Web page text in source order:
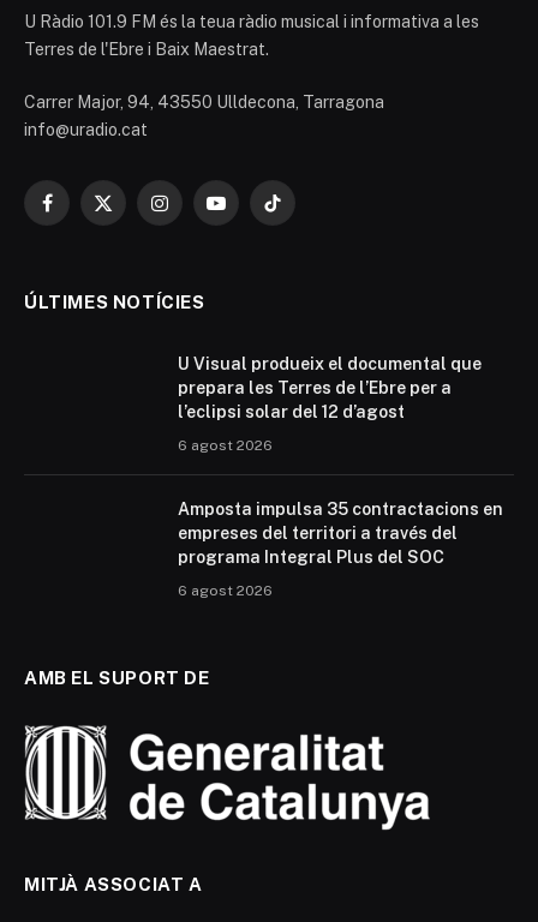
U Ràdio 101.9 FM és la teua ràdio musical i informativa a les
Terres de l'Ebre i Baix Maestrat.
Carrer Major, 94, 43550 Ulldecona, Tarragona
info@uradio.cat
Facebook
X
InstagramYouTubeTikTok
ÚLTIMES NOTÍCIES
U Visual produeix el documental que
prepara les Terres de l’Ebre per a
l’eclipsi solar del 12 d’agost
6 agost 2026
Amposta impulsa 35 contractacions en
empreses del territori a través del
programa Integral Plus del SOC
6 agost 2026
AMB EL SUPORT DE
MITJÀ ASSOCIAT A